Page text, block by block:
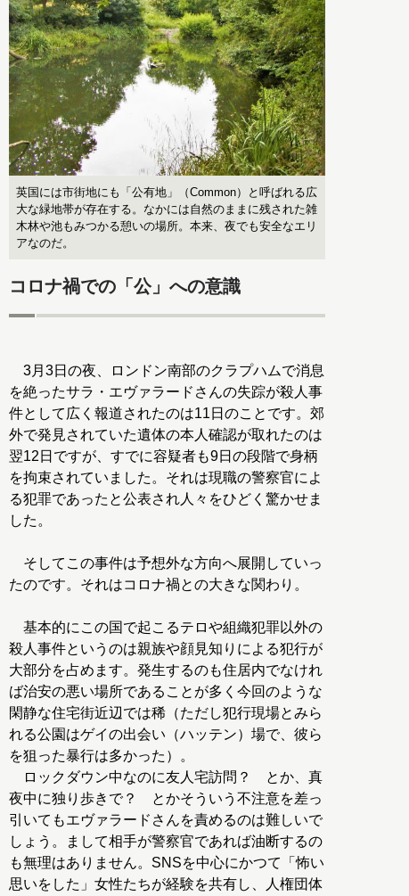
英国には市街地にも「公有地」（Common）と呼ばれる広
大な緑地帯が存在する。なかには自然のままに残された雑
木林や池もみつかる憩いの場所。本来、夜でも安全なエリ
アなのだ。
コロナ禍での「公」への意識
3月3日の夜、ロンドン南部のクラプハムで消息
を絶ったサラ・エヴァラードさんの失踪が殺人事
件として広く報道されたのは11日のことです。郊
外で発見されていた遺体の本人確認が取れたのは
翌12日ですが、すでに容疑者も9日の段階で身柄
を拘束されていました。それは現職の警察官によ
る犯罪であったと公表され人々をひどく驚かせま
した。
そしてこの事件は予想外な方向へ展開していっ
たのです。それはコロナ禍との大きな関わり。
基本的にこの国で起こるテロや組織犯罪以外の
殺人事件というのは親族や顔見知りによる犯行が
大部分を占めます。発生するのも住居内でなけれ
ば治安の悪い場所であることが多く今回のような
閑静な住宅街近辺では稀（ただし犯行現場とみら
れる公園はゲイの出会い（ハッテン）場で、彼ら
を狙った暴行は多かった）。
ロックダウン中なのに友人宅訪問？ とか、真
夜中に独り歩きで？ とかそういう不注意を差っ
引いてもエヴァラードさんを責めるのは難しいで
しょう。まして相手が警察官であれば油断するの
も無理はありません。SNSを中心にかつて「怖い
思いをした」女性たちが経験を共有し、人権団体